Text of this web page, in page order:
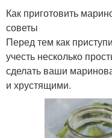
Как приготовить
советы
Перед тем как
учесть несколько
сделать ваши
и хрустящими.